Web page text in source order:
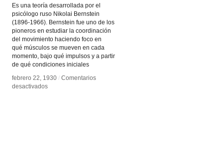
Es una teoría desarrollada por el
psicólogo ruso Nikolai Bernstein
(1896-1966). Bernstein fue uno de los
pioneros en estudiar la coordinación
del movimiento haciendo foco en
qué músculos se mueven en cada
momento, bajo qué impulsos y a partir
de qué condiciones iniciales
febrero 22, 1930 / Comentarios
desactivadosen
febrero 22, 1930 / Comentarios
desactivadosen